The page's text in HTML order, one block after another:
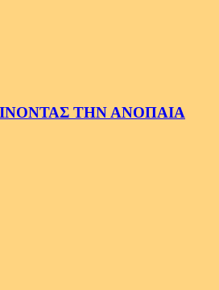
ΤΗΝ ΑΝΟΠΑΙΑ